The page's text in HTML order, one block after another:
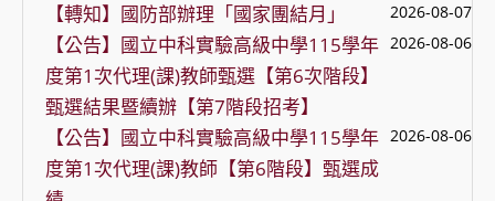
【轉知】國防部辦理「國家團結月」 2026-08-07
【公告】國立中科實驗高級中學115學年
度第1次代理(課)教師甄選【第6次階段】
甄選結果暨續辦【第7階段招考】
2026-08-06
【公告】國立中科實驗高級中學115學年
度第1次代理(課)教師【第6階段】甄選成
2026-08-06